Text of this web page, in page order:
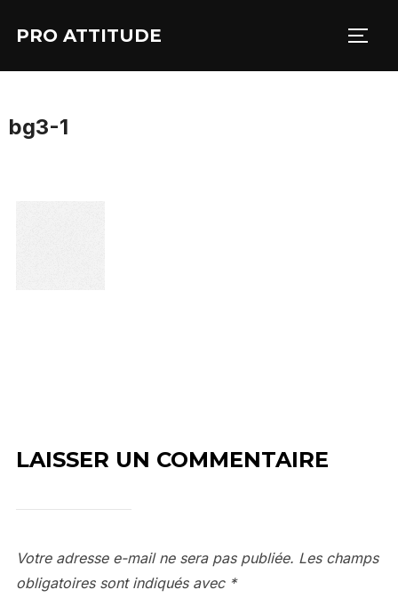
PRO ATTITUDE
bg3-1
LAISSER UN COMMENTAIRE
Votre adresse e-mail ne sera pas publiée. Les champs
obligatoires sont indiqués avec *